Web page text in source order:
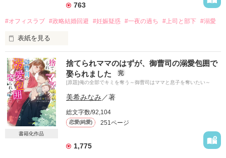
763
#オフィスラブ #政略結婚回避 #妊娠疑惑 #一夜の過ち #上司と部下 #溺愛
表紙を見る
愛のない結婚をする前に
ひとときだけでも好きな人と結ばれたい
たとえそれが、たった一度きりだとしても
願った相手と一夜の過ちを犯した楓だったが……
書籍化作品
捨てられママのはずが、御曹司の溺愛包囲で
娶られました
完
[原題]俺の全部でキミを奪う～御曹司はママと息子を奪いたい～
美希みなみ ／著
総文字数/92,104
恋愛(純愛) 251ページ
1,775